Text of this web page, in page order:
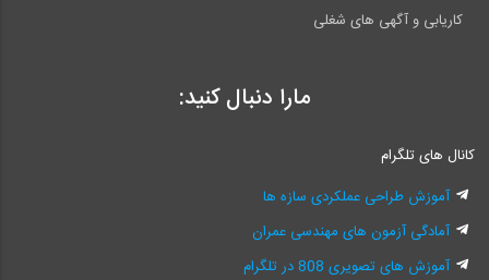
کاریابی و آگهی های شغلی
مارا دنبال کنید:
کانال های تلگرام
آموزش طراحی عملکردی سازه ها
آمادگی آزمون های مهندسی عمران
آموزش های تصویری 808 در تلگرام